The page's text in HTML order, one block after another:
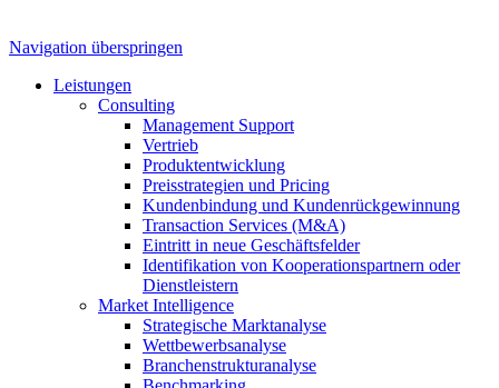
Navigation überspringen
Leistungen
Consulting
Management Support
Vertrieb
Produktentwicklung
Preisstrategien und Pricing
Kundenbindung und Kundenrückgewinnung
Transaction Services (M&A)
Eintritt in neue Geschäftsfelder
Identifikation von Kooperationspartnern oder
Dienstleistern
Market Intelligence
Strategische Marktanalyse
Wettbewerbsanalyse
Branchenstrukturanalyse